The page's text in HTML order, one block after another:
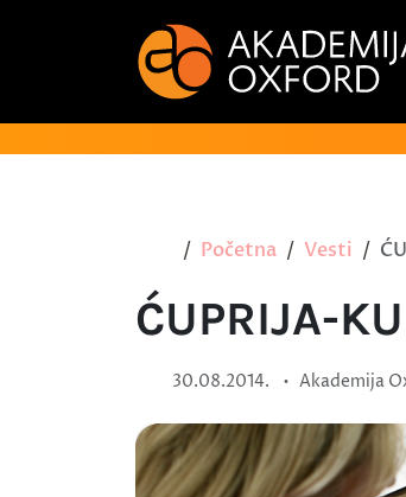
Početna Vesti
ĆUPRIJA-
30.08.2014. • Akademija